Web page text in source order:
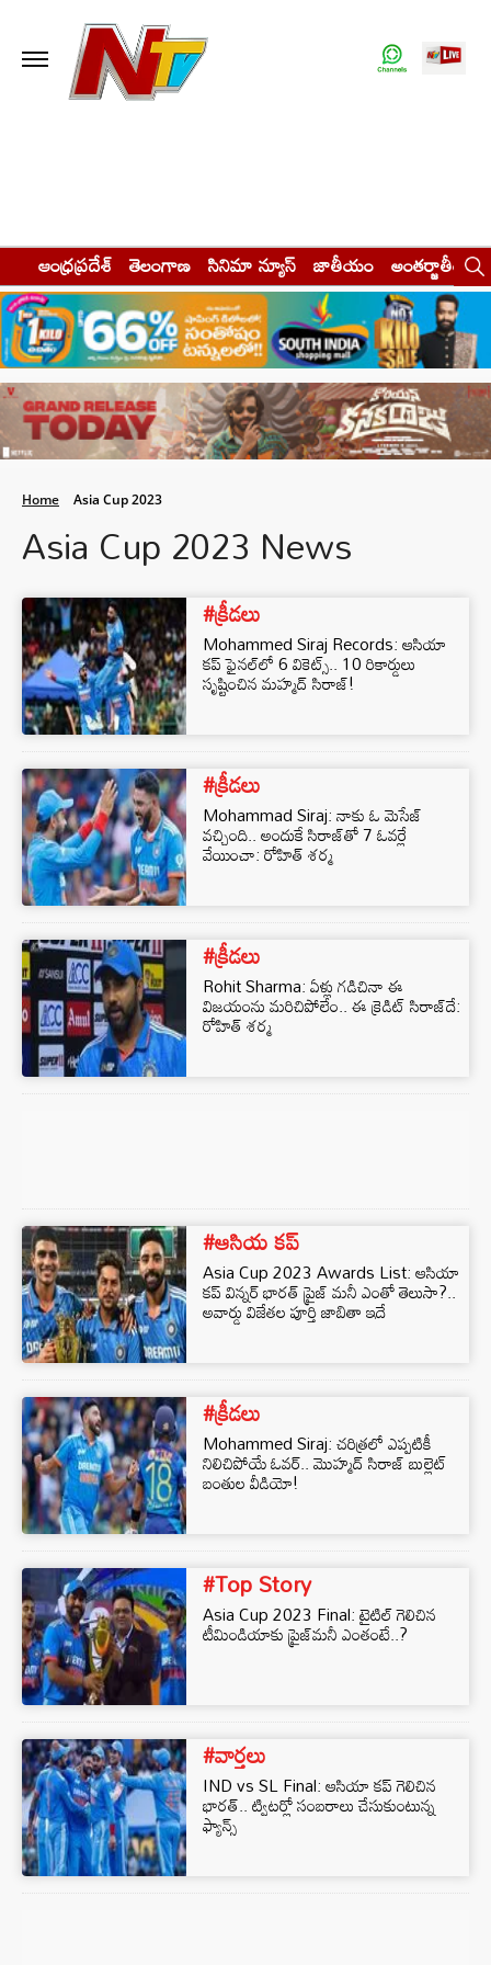
ఆంధ్రప్రదేశ్ తెలంగాణ సినిమా న్యూస్ జాతీయం అంతర్జాతీయం
Home Asia Cup 2023
Asia Cup 2023 News
#క్రీడలు
Mohammed Siraj Records: ఆసియా
కప్ ఫైనల్‌లో 6 వికెట్స్.. 10 రికార్డులు
సృష్టించిన మహ్మద్ సిరాజ్!
#క్రీడలు
Mohammad Siraj: నాకు ఓ మెసేజ్
వచ్చింది.. అందుకే సిరాజ్‌తో 7 ఓవర్లే
వేయించా: రోహిత్ శర్మ
#క్రీడలు
Rohit Sharma: ఏళ్లు గడిచినా ఈ
విజయంను మరిచిపోలేం.. ఈ క్రెడిట్ సిరాజ్‌దే:
రోహిత్ శర్మ
#ఆసియ కప్
Asia Cup 2023 Awards List: ఆసియా
కప్ విన్నర్ భారత్ ప్రైజ్ మనీ ఎంతో తెలుసా?..
అవార్డు విజేతల పూర్తి జాబితా ఇదే
#క్రీడలు
Mohammed Siraj: చరిత్రలో ఎప్పటికీ
నిలిచిపోయే ఓవర్‌.. మొహ్మద్ సిరాజ్‌ బుల్లెట్
బంతుల వీడియో!
#Top Story
Asia Cup 2023 Final: టైటిల్ గెలిచిన
టీమిండియాకు ప్రైజ్⁭మనీ ఎంతంటే..?
#వార్తలు
IND vs SL Final: ఆసియా కప్ గెలిచిన
భారత్.. ట్విటర్లో సంబరాలు చేసుకుంటున్న
ఫ్యాన్స్